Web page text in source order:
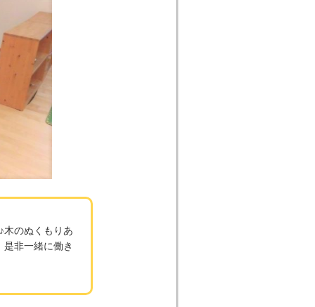
木のぬくもりあ
非一緒に働き